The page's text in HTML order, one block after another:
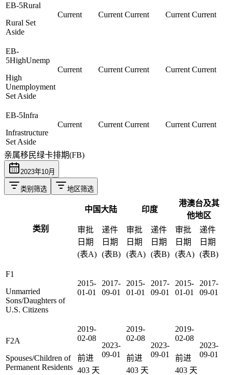
EB-5Rural
Rural Set
Aside
Current Current Current Current Current
EB-
5HighUnemp
High
Unemployment
Set Aside
Current Current Current Current Current
EB-5Infra
Infrastructure
Set Aside
Current Current Current Current Current
亲属移民绿卡排期(FB)
2023年10月
类别筛选 地区筛选
类别
中国大陆 印度
港澳台及其
他地区
审批
日期
(表A)
递件
日期
(表B)
审批
日期
(表A)
递件
日期
(表B)
审批
日期
(表A)
递件
日期
(表B)
F1
Unmarried
Sons/Daughters of
U.S. Citizens
2015-
01-01
2017-
09-01
2015-
01-01
2017-
09-01
2015-
01-01
2017-
09-01
F2A
Spouses/Children of
Permanent Residents
2019-
02-08
前进
403 天
2023-
09-01
2019-
02-08
前进
403 天
2023-
09-01
2019-
02-08
前进
403 天
2023-
09-01